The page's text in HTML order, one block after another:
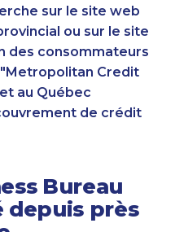
sur le site web
ou sur le site
des consommateurs
Credit
au Québec
de crédit
Bureau
depuis près